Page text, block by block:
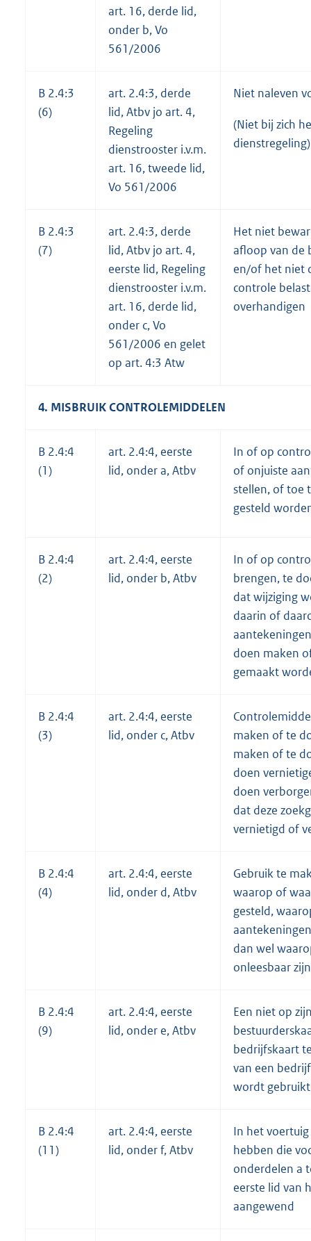
art. 16, derde lid,
onder b, Vo
561/2006
B 2.4:3
(6)
art. 2.4:3, derde
lid, Atbv jo art. 4,
Regeling
dienstrooster i.v.m.
art. 16, tweede lid,
Vo 561/2006
Niet naleven
(Niet bij zich
dienstregeling)
B 2.4:3
(7)
art. 2.4:3, derde
lid, Atbv jo art. 4,
eerste lid, Regeling
dienstrooster i.v.m.
art. 16, derde lid,
onder c, Vo
561/2006 en gelet
op art. 4:3 Atw
Het niet
afloop van de
en/of het niet
controle
overhandigen
4. MISBRUIK CONTROLEMIDDELEN
B 2.4:4
(1)
art. 2.4:4, eerste
lid, onder a, Atbv
In of op
of onjuiste
stellen, of toe
gesteld
B 2.4:4
(2)
art. 2.4:4, eerste
lid, onder b, Atbv
In of op
brengen, te
dat wijziging
daarin of
doen maken
gemaakt
B 2.4:4
(3)
art. 2.4:4, eerste
lid, onder c, Atbv
maken of te
maken of te
doen
doen
dat deze
vernietigd of
B 2.4:4
(4)
art. 2.4:4, eerste
lid, onder d, Atbv
Gebruik te
waarop of
gesteld,
dan wel
onleesbaar
B 2.4:4
(9)
art. 2.4:4, eerste
lid, onder e, Atbv
Een niet op
bedrijfskaart
van een
wordt
B 2.4:4
(11)
art. 2.4:4, eerste
lid, onder f, Atbv
In het
hebben die
onderdelen a
eerste lid van
aangewend